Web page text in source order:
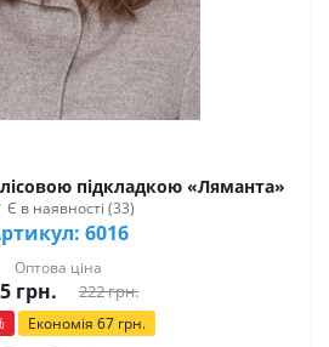
підкладкою «Ляманта»
Є в наявності (33)
6016
Оптова ціна
грн. 222грн.
Економія 67 грн.